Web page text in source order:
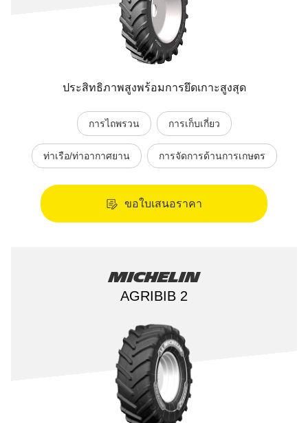
ประสิทธิภาพสูงพร้อมการยึดเกาะสูงสุด
การไถพรวน การเก็บเกี่ยว
ท่าเรือ/ท่าอากาศยาน การจัดการด้านการเกษตร
ขอใบเสนอราคา
Michelin
AGRIBIB 2